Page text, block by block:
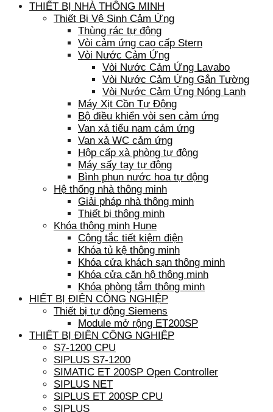
THIẾT BỊ NHÀ THÔNG MINH
Thiết Bị Vệ Sinh Cảm Ứng
Thùng rác tự động
Vòi cảm ứng cao cấp Stern
Vòi Nước Cảm Ứng
Vòi Nước Cảm Ứng Lavabo
Vòi Nước Cảm Ứng Gắn Tường
Vòi Nước Cảm Ứng Nóng Lạnh
Máy Xịt Cồn Tự Động
Bộ điều khiển vòi sen cảm ứng
Van xả tiểu nam cảm ứng
Van xả WC cảm ứng
Hộp cấp xà phòng tự động
Máy sấy tay tự động
Bình phun nước hoa tự động
Hệ thống nhà thông minh
Giải pháp nhà thông minh
Thiết bị thông minh
Khóa thông minh Hune
Công tắc tiết kiệm điện
Khóa tủ kệ thông minh
Khóa cửa khách sạn thông minh
Khóa cửa căn hộ thông minh
Khóa phòng tắm thông minh
HIẾT BỊ ĐIỆN CÔNG NGHIỆP
Thiết bị tự động Siemens
Module mở rộng ET200SP
THIẾT BỊ ĐIỆN CÔNG NGHIỆP
S7-1200 CPU
SIPLUS S7-1200
SIMATIC ET 200SP Open Controller
SIPLUS NET
SIPLUS ET 200SP CPU
SIPLUS